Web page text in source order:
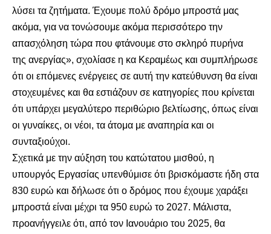
λύσει τα ζητήματα. Έχουμε πολύ δρόμο μπροστά μας
ακόμα, για να τονώσουμε ακόμα περισσότερο την
απασχόληση τώρα που φτάνουμε στο σκληρό πυρήνα
της ανεργίας», σχολίασε η κα Κεραμέως και συμπλήρωσε
ότι οι επόμενες ενέργειες σε αυτή την κατεύθυνση θα είναι
στοχευμένες και θα εστιάζουν σε κατηγορίες που κρίνεται
ότι υπάρχει μεγαλύτερο περιθώριο βελτίωσης, όπως είναι
οι γυναίκες, οι νέοι, τα άτομα με αναπηρία και οι
συνταξιούχοι.
Σχετικά με την αύξηση του κατώτατου μισθού, η
υπουργός Εργασίας υπενθύμισε ότι βρισκόμαστε ήδη στα
830 ευρώ και δήλωσε ότι ο δρόμος που έχουμε χαράξει
μπροστά είναι μέχρι τα 950 ευρώ το 2027. Μάλιστα,
προανήγγειλε ότι, από τον Ιανουάριο του 2025, θα